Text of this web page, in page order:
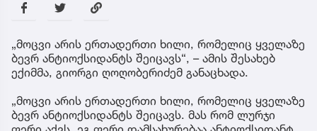
„მოცვი არის ერთადერთი ხილი, რომელიც ყველაზე
ბევრ ანტიოქსიდანტს შეიცავს“, – ამის შესახებ
ექიმმა, გიორგი ღოღობერიძემ განაცხადა.
„მოცვი არის ერთადერთი ხილი, რომელიც ყველაზე
ბევრ ანტიოქსიდანტს შეიცავს. მას რომ ლურჯი